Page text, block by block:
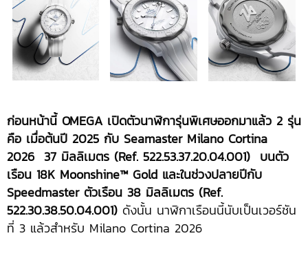
ก่อนหน้านี้ OMEGA เปิดตัวนาฬิการุ่นพิเศษออกมาแล้ว 2 รุ่น
คือ เมื่อต้นปี 2025 กับ Seamaster Milano Cortina
2026 37 มิลลิเมตร (Ref. 522.53.37.20.04.001) บนตัว
เรือน 18K Moonshine™ Gold และในช่วงปลายปีกับ
Speedmaster ตัวเรือน 38 มิลลิเมตร (Ref.
522.30.38.50.04.001) ดังนั้น นาฬิกาเรือนนี้นับเป็นเวอร์ชัน
ที่ 3 แล้วสำหรับ Milano Cortina 2026